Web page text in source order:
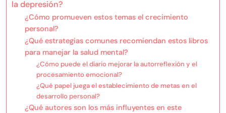
la depresión?
¿Cómo promueven estos temas el crecimiento
personal?
¿Qué estrategias comunes recomiendan estos libros
para manejar la salud mental?
¿Cómo puede el diario mejorar la autorreflexión y el
procesamiento emocional?
¿Qué papel juega el establecimiento de metas en el
desarrollo personal?
¿Qué autores son los más influyentes en este